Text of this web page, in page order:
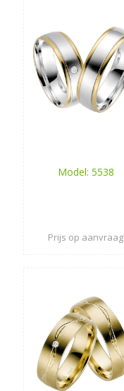
Model: 5538
Prijs op aanvraag